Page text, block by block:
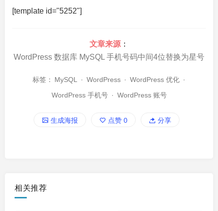
[template id="5252"]
文章来源 ：
WordPress 数据库 MySQL 手机号码中间4位替换为星号
标签： MySQL · WordPress · WordPress 优化 ·
WordPress 手机号 · WordPress 账号
生成海报 点赞 0 分享
相关推荐